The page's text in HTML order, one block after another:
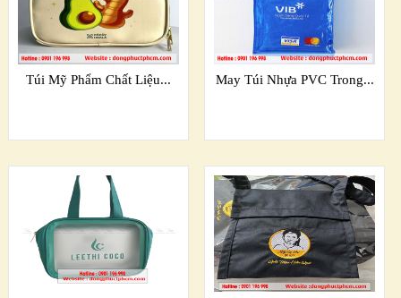
Túi Mỹ Phẩm Chất Liệu... May Túi Nhựa PVC Trong...